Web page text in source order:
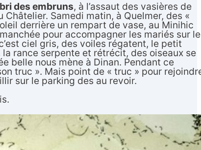
des embruns, à l’assaut des vasières de
Châtelier. Samedi matin, à Quelmer, des «
derrière un rempart de vase, au Minihic
pour accompagner les mariés sur le
ciel gris, des voiles régatent, le petit
rance serpente et rétrécit, des oiseaux se
belle nous mène à Dinan. Pendant ce
truc ». Mais point de « truc » pour
sur le parking des au revoir.